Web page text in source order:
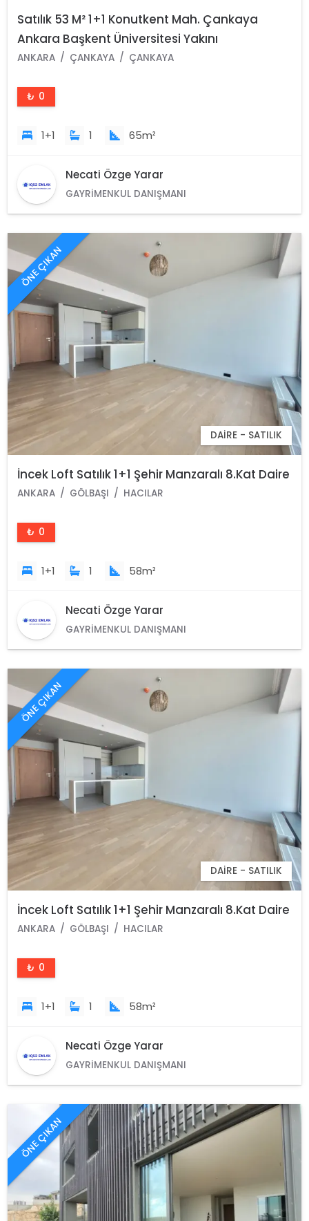
Satılık 53 M² 1+1 Konutkent Mah. Çankaya
Ankara Başkent Üniversitesi Yakını
ANKARA ÇANKAYA ÇANKAYA
₺ 0
1+1 1 65m²
Necati Özge Yarar
GAYRIMENKUL DANIŞMANI
ÖNE ÇIKAN
DAIRE - SATILIK
İncek Loft Satılık 1+1 Şehir Manzaralı 8.Kat Daire
ANKARA GÖLBAŞI HACILAR
₺ 0
1+1 1 58m²
Necati Özge Yarar
GAYRIMENKUL DANIŞMANI
ÖNE ÇIKAN
DAIRE - SATILIK
İncek Loft Satılık 1+1 Şehir Manzaralı 8.Kat Daire
ANKARA GÖLBAŞI HACILAR
₺ 0
1+1 1 58m²
Necati Özge Yarar
GAYRIMENKUL DANIŞMANI
ÖNE ÇIKAN